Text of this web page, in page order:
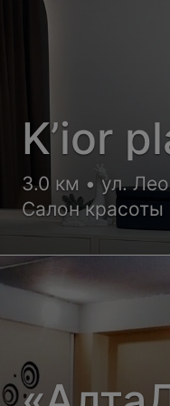
K’ior
3.0 км • ул.
Салон красоты